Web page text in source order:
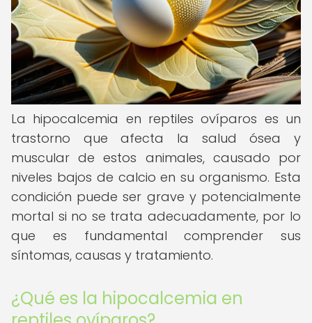
La hipocalcemia en reptiles ovíparos es un
trastorno que afecta la salud ósea y
muscular de estos animales, causado por
niveles bajos de calcio en su organismo. Esta
condición puede ser grave y potencialmente
mortal si no se trata adecuadamente, por lo
que es fundamental comprender sus
síntomas, causas y tratamiento.
¿Qué es la hipocalcemia en